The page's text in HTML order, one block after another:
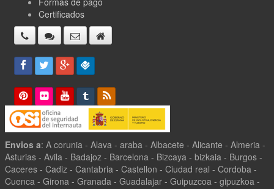
Certificados
Envios a: A corunia - Alava - araba - Albacete - Alicante - Almeria -
Asturias - Avila - Badajoz - Barcelona - Bizcaya - bizkaia - Burgos -
Caceres - Cadiz - Cantabria - Castellon - Ciudad real - Cordoba -
Cuenca - Girona - Granada - Guadalajar - Guipuzcoa - gipuzkoa -